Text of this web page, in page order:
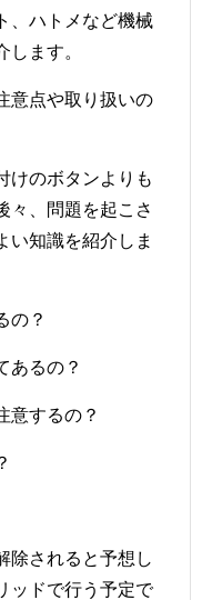
、ハトメなど機械
ます。
意点や取り扱いの
けのボタンよりも
々、問題を起こさ
い知識を紹介しま
の？
あるの？
意するの？
除されると予想し
ッドで行う予定で